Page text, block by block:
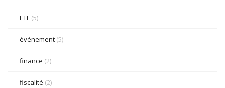
ETF (5)
événement (5)
finance (2)
fiscalité (2)